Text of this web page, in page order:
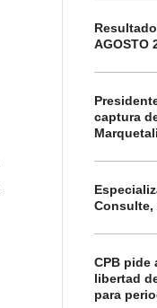
AGOSTO
captura
Consulte,
CPB pide
libertad
para